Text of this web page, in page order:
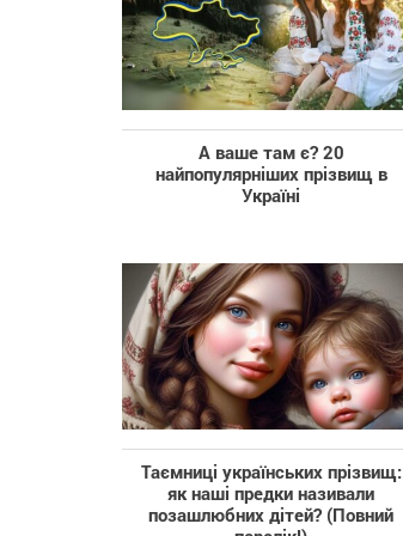
А ваше там є? 20
найпопулярніших прізвищ в
Україні
Таємниці українських прізвищ:
як наші предки називали
позашлюбних дітей? (Повний